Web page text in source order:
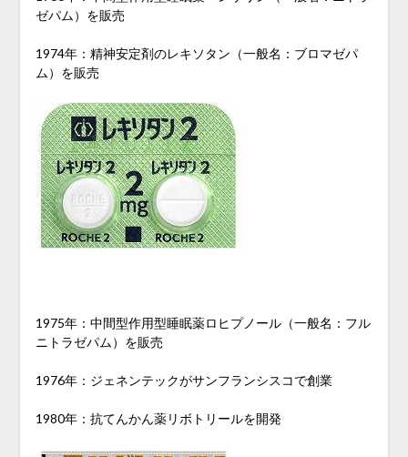
ゼパム）を販売
1974年：精神安定剤のレキソタン（一般名：ブロマゼパ
ム）を販売
1975年：中間型作用型睡眠薬ロヒプノール（一般名：フル
ニトラゼパム）を販売
1976年：ジェネンテックがサンフランシスコで創業
1980年：抗てんかん薬リボトリールを開発